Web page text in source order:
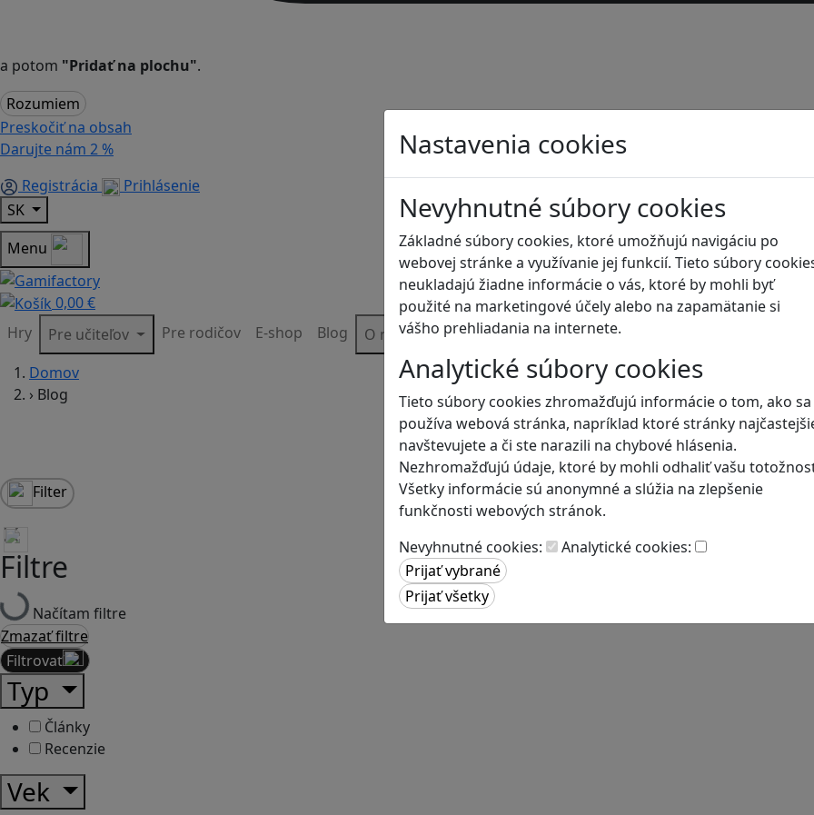
a potom "Pridať na plochu".
Rozumiem
Preskočiť na obsah
Darujte nám 2 %
Registrácia
Prihlásenie
SK
Menu
0,00 €
Hry
Pre učiteľov Pre rodičov E-shop Blog O nás
Nastavenia cookies
Nevyhnutné súbory cookies
Základné súbory cookies, ktoré umožňujú navigáciu po
webovej stránke a využívanie jej funkcií. Tieto súbory
neukladajú žiadne informácie o vás, ktoré by mohli byť
použité na marketingové účely alebo na zapamätanie si
vášho prehliadania na internete.
Analytické súbory cookies
Tieto súbory cookies zhromažďujú informácie o tom, ako sa
používa webová stránka, napríklad ktoré stránky
navštevujete a či ste narazili na chybové hlásenia.
Nezhromažďujú údaje, ktoré by mohli odhaliť vašu
Všetky informácie sú anonymné a slúžia na zlepšenie
funkčnosti webových stránok.
Nevyhnutné cookies:
Analytické cookies:
Domov
› Blog
Blog
Filter
Filtre
Načítam filtre
Zmazať filtre
Filtrovať
Typ
Články
Recenzie
Vek